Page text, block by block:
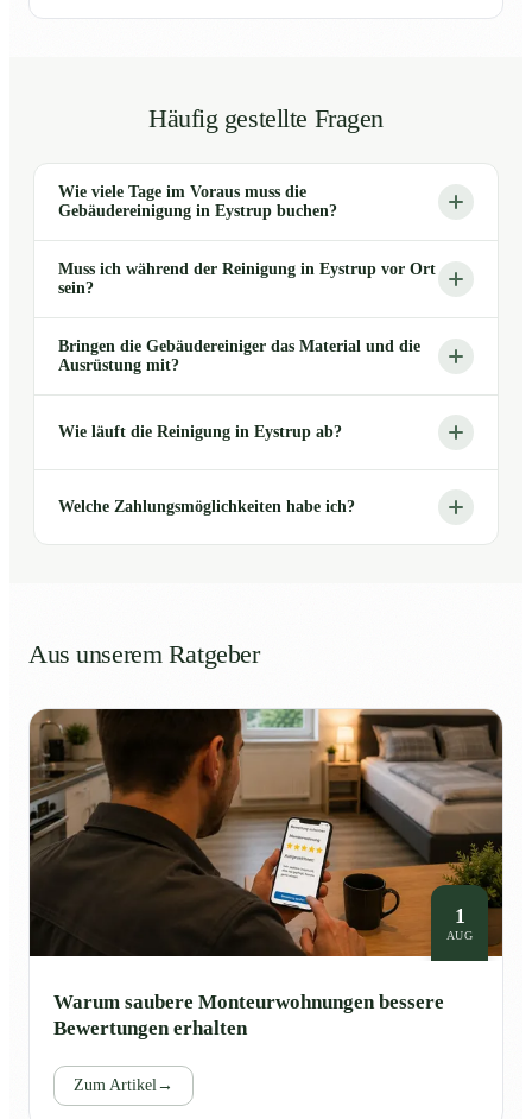
Häufig gestellte Fragen
Wie viele Tage im Voraus muss die
Gebäudereinigung in Eystrup buchen?
Muss ich während der Reinigung in Eystrup vor Ort
sein?
Bringen die Gebäudereiniger das Material und die
Ausrüstung mit?
Wie läuft die Reinigung in Eystrup ab?
Welche Zahlungsmöglichkeiten habe ich?
Aus unserem Ratgeber
1
AUG
Warum saubere Monteurwohnungen bessere
Bewertungen erhalten
Zum Artikel→